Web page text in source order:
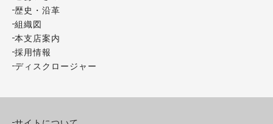
歴史・沿革
組織図
本支店案内
採用情報
ディスクロージャー